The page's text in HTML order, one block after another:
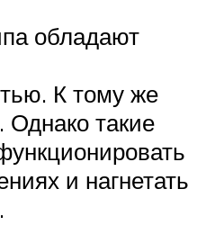
обладают
К тому же
такие
и нагнетать